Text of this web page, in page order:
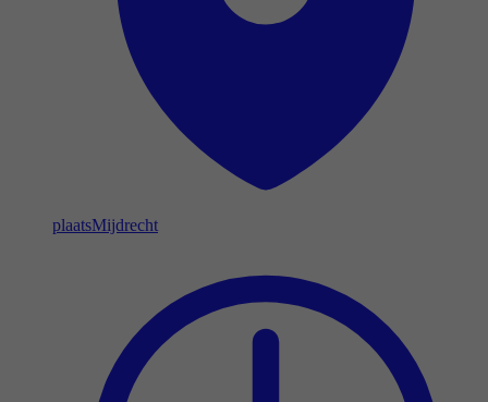
plaatsMijdrecht